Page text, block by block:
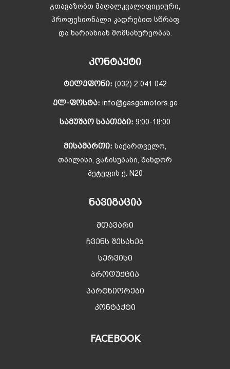
გთავაზობთ მაღალკვალიფიციური,
პროფესიონალი კადრებით სწრაფ
და ხარისხიან მომსახურეობას.
ᲙᲝᲜᲢᲐᲥᲢᲘ
ᲢᲔᲚᲔᲤᲝᲜᲘ: (032) 2 041 042
ᲔᲚ-ᲤᲝᲡᲢᲐ: info@gasgomotors.ge
ᲡᲐᲛᲣᲨᲐᲝ ᲡᲐᲐᲗᲔᲑᲘ: 9:00-18:00
ᲛᲘᲡᲐᲛᲐᲠᲗᲘ: საქართველო,
თბილისი, ვაზისუბანი, შანდორ
პეტეფის ქ. N20
ᲜᲐᲕᲘᲒᲐᲪᲘᲐ
მთავარი
ჩვენს შესახებ
სერვისი
პროდუქცია
პარტნიორები
კონტაქტი
FACEBOOK